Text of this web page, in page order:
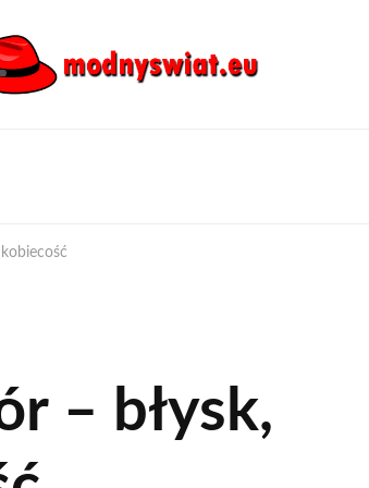
– błysk,